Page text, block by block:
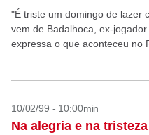
"É triste um domingo de lazer
vem de Badalhoca, ex-
expressa o que aconteceu no
10/02/99 - 10:00min
Na alegria e na tristeza